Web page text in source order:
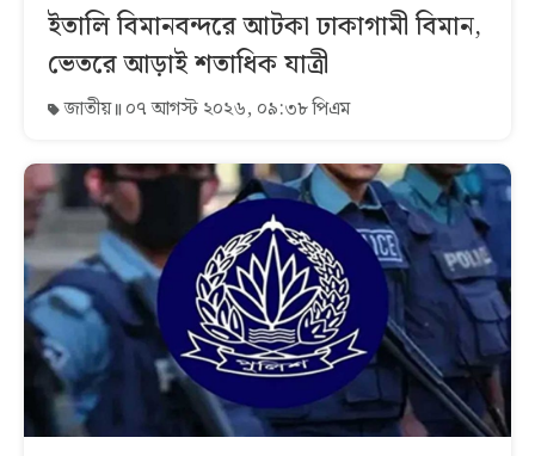
ইতালি বিমানবন্দরে আটকা ঢাকাগামী বিমান,
ভেতরে আড়াই শতাধিক যাত্রী
জাতীয় ০৭ আগস্ট ২০২৬, ০৯:৩৮ পিএম